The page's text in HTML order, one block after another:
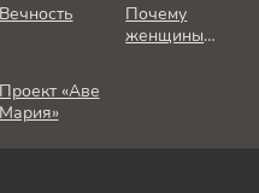
Вечность
Почему
женщины
Проект «Аве
Мария»